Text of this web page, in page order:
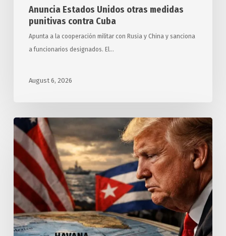
Anuncia Estados Unidos otras medidas
punitivas contra Cuba
Apunta a la cooperación militar con Rusia y China y sanciona
a funcionarios designados. El…
August 6, 2026
Exigen
relatores
expertos
de
ONU
a
Estados
Unidos